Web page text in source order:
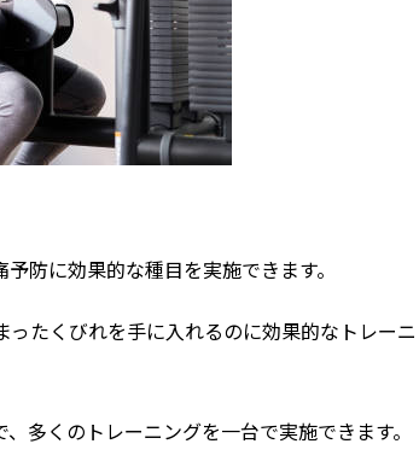
防に効果的な種目を実施できます。
たくびれを手に入れるのに効果的なトレーニ
多くのトレーニングを一台で実施できます。